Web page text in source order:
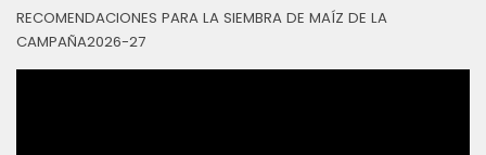
RECOMENDACIONES PARA LA SIEMBRA DE MAÍZ DE LA
CAMPAÑA2026-27